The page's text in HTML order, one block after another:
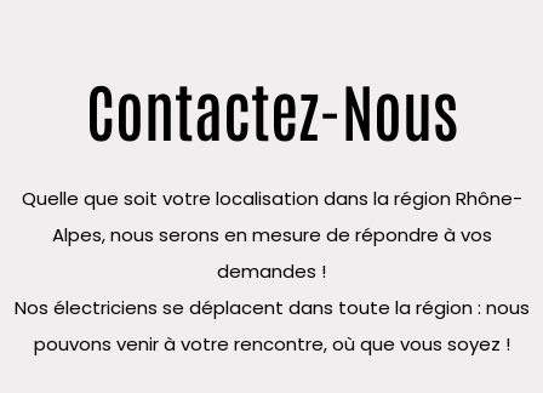
Contactez-Nous
Quelle que soit votre localisation dans la région Rhône-
Alpes, nous serons en mesure de répondre à vos
demandes !
Nos électriciens se déplacent dans toute la région : nous
pouvons venir à votre rencontre, où que vous soyez !